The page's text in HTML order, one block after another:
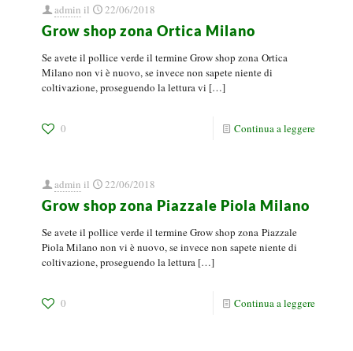
admin il 22/06/2018
Grow shop zona Ortica Milano
Se avete il pollice verde il termine Grow shop zona Ortica
Milano non vi è nuovo, se invece non sapete niente di
coltivazione, proseguendo la lettura vi […]
0 Continua a leggere
admin il 22/06/2018
Grow shop zona Piazzale Piola Milano
Se avete il pollice verde il termine Grow shop zona Piazzale
Piola Milano non vi è nuovo, se invece non sapete niente di
coltivazione, proseguendo la lettura […]
0 Continua a leggere